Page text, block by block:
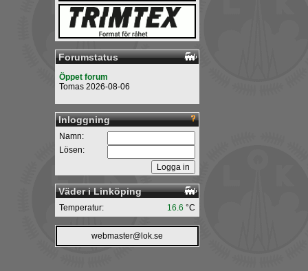
Forumstatus
Öppet forum
Tomas 2026-08-06
Inloggning
Namn:
Lösen:
Väder i Linköping
16.6 °C
Temperatur:
webmaster@lok.se